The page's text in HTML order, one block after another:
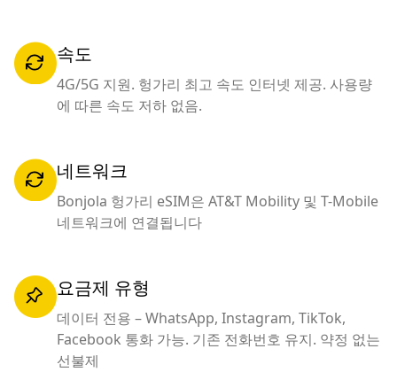
속도
4G/5G 지원. 헝가리 최고 속도 인터넷 제공. 사용량
에 따른 속도 저하 없음.
네트워크
Bonjola 헝가리 eSIM은 AT&T Mobility 및 T-Mobile
네트워크에 연결됩니다
요금제 유형
데이터 전용 – WhatsApp, Instagram, TikTok,
Facebook 통화 가능. 기존 전화번호 유지. 약정 없는
선불제